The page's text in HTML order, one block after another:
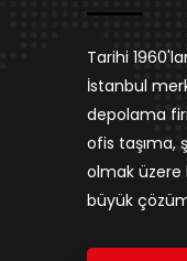
Tarihi
İstanbul
depolama
ofis taşıma,
olmak üzere
büyük çözüm